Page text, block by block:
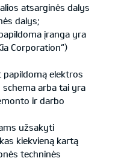
atsarginės dalys
dalys;
įranga yra
Corporation“)
elektros
arba tai yra
ir darbo
užsakyti
kiekvieną kartą
techninės